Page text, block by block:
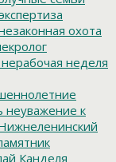
охота
нерабочая неделя
неуважение к
Канделя